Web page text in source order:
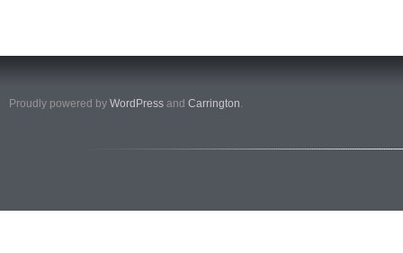
Proudly powered by WordPress and Carrington